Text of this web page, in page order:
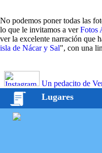
No podemos poner todas las
lo que le invitamos a verFotos
ver la excelente narración que
isla de Nácar y Sal", con una
Un pedacito de
Lugares